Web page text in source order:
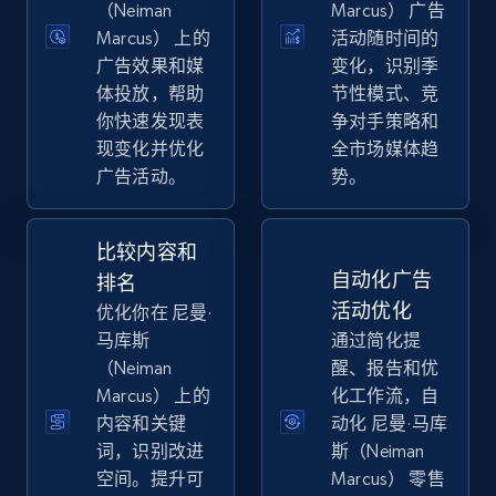
URL, Product id, Title, Seller name, Seller rating,
Seller reviews, Breadcrumbs, Root category, and
more.
eBay - Gather data on products using
specified keywords
URL, Product id, Title, Seller name, Seller rating,
Seller reviews, Breadcrumbs, Root category, and
more.
（Neiman
Marcus） 上的
广告效果和媒
体投放，帮助
你快速发现表
现变化并优化
广告活动。
Marcus） 广告
活动随时间的
变化，识别季
节性模式、竞
争对手策略和
全市场媒体趋
势。
比较内容和
排名
优化你在 尼曼·
马库斯
（Neiman
Marcus） 上的
内容和关键
词，识别改进
空间。提升可
自动化广告
活动优化
通过简化提
醒、报告和优
化工作流，自
动化 尼曼·马库
斯（Neiman
Marcus） 零售